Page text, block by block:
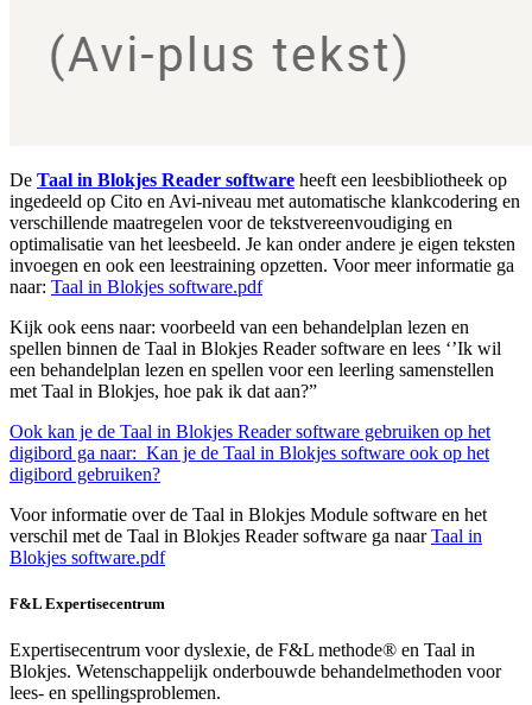
De Taal in Blokjes Reader software heeft een leesbibliotheek op
ingedeeld op Cito en Avi-niveau met automatische klankcodering en
verschillende maatregelen voor de tekstvereenvoudiging en
optimalisatie van het leesbeeld. Je kan onder andere je eigen teksten
invoegen en ook een leestraining opzetten. Voor meer informatie ga
naar: Taal in Blokjes software.pdf
Kijk ook eens naar: voorbeeld van een behandelplan lezen en
spellen binnen de Taal in Blokjes Reader software en lees ‘’Ik wil
een behandelplan lezen en spellen voor een leerling samenstellen
met Taal in Blokjes, hoe pak ik dat aan?”
Ook kan je de Taal in Blokjes Reader software gebruiken op het
digibord ga naar: Kan je de Taal in Blokjes software ook op het
digibord gebruiken?
Voor informatie over de Taal in Blokjes Module software en het
verschil met de Taal in Blokjes Reader software ga naarTaal in
Blokjes software.pdf
F&L Expertisecentrum
Expertisecentrum voor dyslexie, de F&L methode® en Taal in
Blokjes. Wetenschappelijk onderbouwde behandelmethoden voor
lees- en spellingsproblemen.